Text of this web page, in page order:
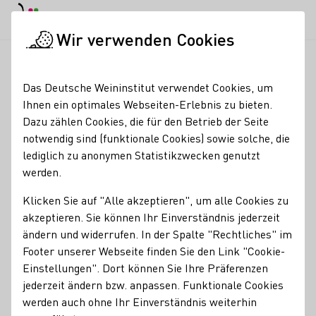
ADVENTSFEUER -
Reloaded!
23.12.2616:00 - 00:00 Uhr
AdventsFeuer – Reloaded!
Am23. Dezemberfeiern wir wiederbei Weingut Knauß
mehr Platz, mehr Vibes, mehr Stimmung!
Unser traditionelles Adventsfeuer findet dieses Jahr
gemeinsam mit dem Weingut Knaußdirektbei Knauß am
Wir verwenden Cookies
Das Deutsche Weininstitut verwendet Cookies, um
Ihnen ein optimales Webseiten-Erlebnis zu bieten.
Dazu zählen Cookies, die für den Betrieb der Seite
notwendig sind (funktionale Cookies) sowie solche, die
lediglich zu anonymen Statistikzwecken genutzt
werden.
Klicken Sie auf "Alle akzeptieren", um alle Cookies zu
akzeptieren. Sie können Ihr Einverständnis jederzeit
ändern und widerrufen. In der Spalte "Rechtliches" im
Footer unserer Webseite finden Sie den Link "Cookie-
Einstellungen". Dort können Sie Ihre Präferenzen
jederzeit ändern bzw. anpassen. Funktionale Cookies
werden auch ohne Ihr Einverständnis weiterhin